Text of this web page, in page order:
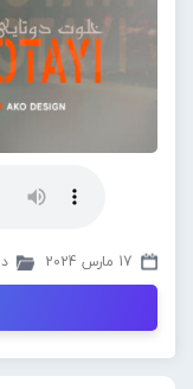
17 مارس 2024